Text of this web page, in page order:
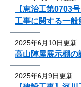
【恵治工第
工事に関する一般
2025年6月10日更新
高山陣屋展示棚の
2025年6月9日更新